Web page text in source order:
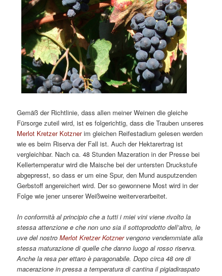
Gemäß der Richtlinie, dass allen meiner Weinen die gleiche
Fürsorge zuteil wird, ist es folgerichtig, dass die Trauben unseres
Merlot Kretzer Kotznerim gleichen Reifestadium gelesen werden
wie es beim Riserva der Fall ist. Auch der Hektarertrag ist
vergleichbar. Nach ca. 48 Stunden Mazeration in der Presse bei
Kellertemperatur wird die Maische bei der untersten Druckstufe
abgepresst, so dass er um eine Spur, den Mund ausputzenden
Gerbstoff angereichert wird. Der so gewonnene Most wird in der
Folge wie jener unserer Weißweine weiterverarbeitet.
In conformità al principio che a tutti i miei vini viene rivolto la
stessa attenzione e che non uno sia il sottoprodotto dell’altro, le
uve del nostroMerlot Kretzer Kotznervengono vendemmiate alla
stessa maturazione di quelle che danno luogo al rosso riserva.
Anche la resa per ettaro è paragonabile. Dopo circa 48 ore di
macerazione in pressa a temperatura di cantina il pigiadiraspato